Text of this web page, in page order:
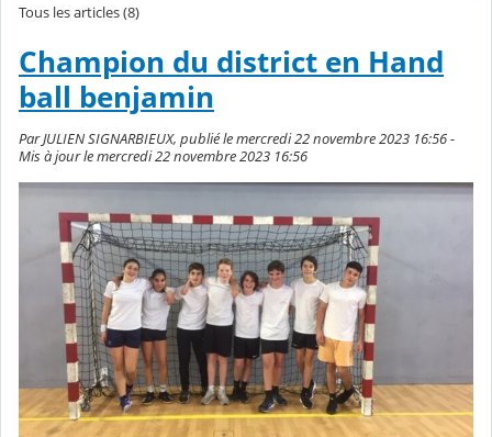
Tous les articles (8)
Champion du district en Hand
ball benjamin
Par JULIEN SIGNARBIEUX, publié le mercredi 22 novembre 2023 16:56 -
Mis à jour le mercredi 22 novembre 2023 16:56